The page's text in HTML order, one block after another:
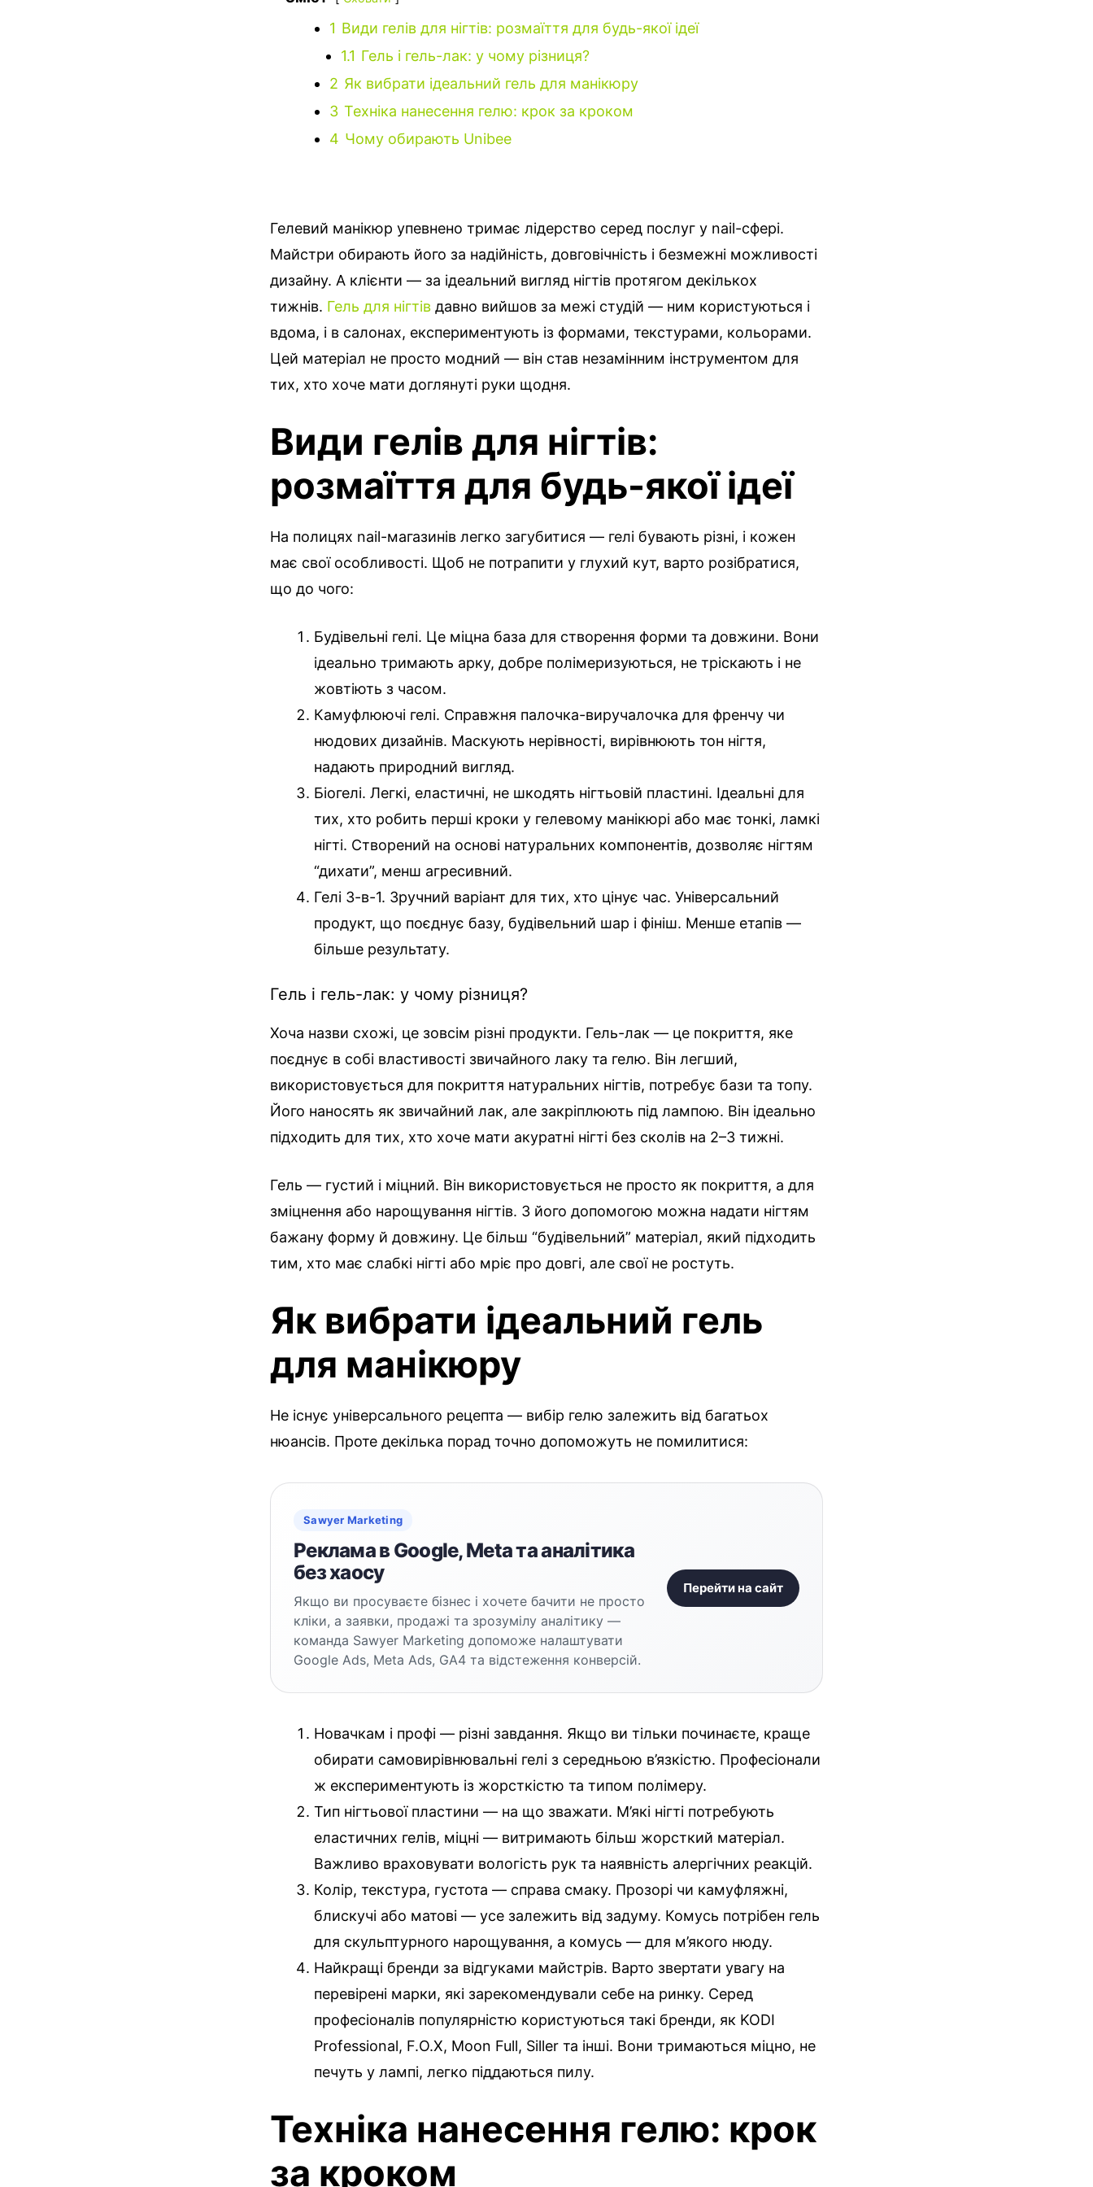
1 Види гелів для нігтів: розмаїття для будь-якої ідеї
1.1 Гель і гель-лак: у чому різниця?
2 Як вибрати ідеальний гель для манікюру
3 Техніка нанесення гелю: крок за кроком
4 Чому обирають Unibee
Гелевий манікюр упевнено тримає лідерство серед послуг у nail-сфері.
Майстри обирають його за надійність, довговічність і безмежні можливості
дизайну. А клієнти — за ідеальний вигляд нігтів протягом декількох
тижнів. Гель для нігтів давно вийшов за межі студій — ним користуються і
вдома, і в салонах, експериментують із формами, текстурами, кольорами.
Цей матеріал не просто модний — він став незамінним інструментом для
тих, хто хоче мати доглянуті руки щодня.
Види гелів для нігтів:
розмаїття для будь-якої ідеї
На полицях nail-магазинів легко загубитися — гелі бувають різні, і кожен
має свої особливості. Щоб не потрапити у глухий кут, варто розібратися,
що до чого:
Будівельні гелі. Це міцна база для створення форми та довжини. Вони
ідеально тримають арку, добре полімеризуються, не тріскають і не
жовтіють з часом.
Камуфлюючі гелі. Справжня палочка-виручалочка для френчу чи
нюдових дизайнів. Маскують нерівності, вирівнюють тон нігтя,
надають природний вигляд.
Біогелі. Легкі, еластичні, не шкодять нігтьовій пластині. Ідеальні для
тих, хто робить перші кроки у гелевому манікюрі або має тонкі, ламкі
нігті. Створений на основі натуральних компонентів, дозволяє нігтям
“дихати”, менш агресивний.
Гелі 3-в-1. Зручний варіант для тих, хто цінує час. Універсальний
продукт, що поєднує базу, будівельний шар і фініш. Менше етапів —
більше результату.
Гель і гель-лак: у чому різниця?
Хоча назви схожі, це зовсім різні продукти. Гель-лак — це покриття, яке
поєднує в собі властивості звичайного лаку та гелю. Він легший,
використовується для покриття натуральних нігтів, потребує бази та топу.
Його наносять як звичайний лак, але закріплюють під лампою. Він ідеально
підходить для тих, хто хоче мати акуратні нігті без сколів на 2–3 тижні.
Гель — густий і міцний. Він використовується не просто як покриття, а для
зміцнення або нарощування нігтів. З його допомогою можна надати нігтям
бажану форму й довжину. Це більш “будівельний” матеріал, який підходить
тим, хто має слабкі нігті або мріє про довгі, але свої не ростуть.
Як вибрати ідеальний гель
для манікюру
Не існує універсального рецепта — вибір гелю залежить від багатьох
нюансів. Проте декілька порад точно допоможуть не помилитися:
Sawyer Marketing
Реклама в Google, Meta та аналітика
без хаосу
Якщо ви просуваєте бізнес і хочете бачити не просто
кліки, а заявки, продажі та зрозумілу аналітику —
команда Sawyer Marketing допоможе налаштувати
Google Ads, Meta Ads, GA4 та відстеження конверсій.
Перейти на сайт
Новачкам і профі — різні завдання. Якщо ви тільки починаєте, краще
обирати самовирівнювальні гелі з середньою в’язкістю. Професіонали
ж експериментують із жорсткістю та типом полімеру.
Тип нігтьової пластини — на що зважати. М’які нігті потребують
еластичних гелів, міцні — витримають більш жорсткий матеріал.
Важливо враховувати вологість рук та наявність алергічних реакцій.
Колір, текстура, густота — справа смаку. Прозорі чи камуфляжні,
блискучі або матові — усе залежить від задуму. Комусь потрібен гель
для скульптурного нарощування, а комусь — для м’якого нюду.
Найкращі бренди за відгуками майстрів. Варто звертати увагу на
перевірені марки, які зарекомендували себе на ринку. Серед
професіоналів популярністю користуються такі бренди, як KODI
Professional, F.O.X, Moon Full, Siller та інші. Вони тримаються міцно, не
печуть у лампі, легко піддаються пилу.
Техніка нанесення гелю: крок
за кроком